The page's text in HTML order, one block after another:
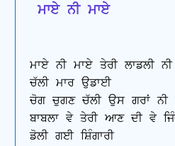
ਮਾਏ ਨੀ ਮਾਏ
ਮਾਏ ਨੀ ਮਾਏ ਤੇਰੀ ਲਾਡਲੀ ਨੀ
ਚੱਲੀ ਮਾਰ ਉਡਾਈ
ਚੋਗ ਚੁਗਣ ਚੱਲੀ ਉਸ ਗਰਾਂ ਨੀ
ਬਾਬਲਾ ਵੇ ਤੇਰੀ ਆਣ ਦੀ ਵੇ
ਡੋਲੀ ਗਈ ਸ਼ਿੰਗਾਰੀ